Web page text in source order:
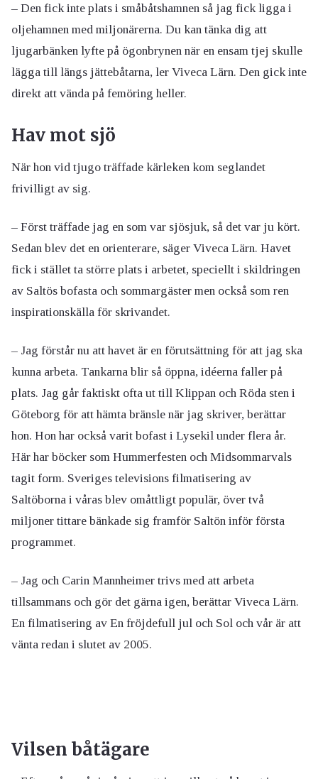
– Den fick inte plats i småbåtshamnen så jag fick ligga i
oljehamnen med miljonärerna. Du kan tänka dig att
ljugarbänken lyfte på ögonbrynen när en ensam tjej skulle
lägga till längs jättebåtarna, ler Viveca Lärn. Den gick inte
direkt att vända på femöring heller.
Hav mot sjö
När hon vid tjugo träffade kärleken kom seglandet
frivilligt av sig.
– Först träffade jag en som var sjösjuk, så det var ju kört.
Sedan blev det en orienterare, säger Viveca Lärn. Havet
fick i stället ta större plats i arbetet, speciellt i skildringen
av Saltös bofasta och sommargäster men också som ren
inspirationskälla för skrivandet.
– Jag förstår nu att havet är en förutsättning för att jag ska
kunna arbeta. Tankarna blir så öppna, idéerna faller på
plats. Jag går faktiskt ofta ut till Klippan och Röda sten i
Göteborg för att hämta bränsle när jag skriver, berättar
hon. Hon har också varit bofast i Lysekil under flera år.
Här har böcker som Hummerfesten och Midsommarvals
tagit form. Sveriges televisions filmatisering av
Saltöborna i våras blev omåttligt populär, över två
miljoner tittare bänkade sig framför Saltön inför första
programmet.
– Jag och Carin Mannheimer trivs med att arbeta
tillsammans och gör det gärna igen, berättar Viveca Lärn.
En filmatisering av En fröjdefull jul och Sol och vår är att
vänta redan i slutet av 2005.
Vilsen båtägare